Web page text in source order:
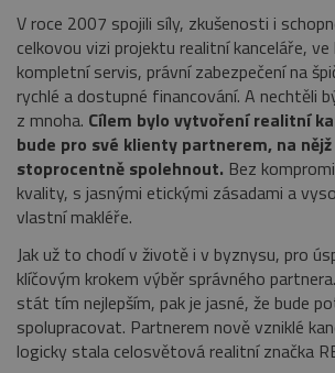
V roce 2007 spojili síly, zkušenosti i
celkovou vizi projektu realitní kanceláře,
kompletní servis, právní zabezpečení na
rychlé a dostupné financování. A nechtěli
z mnoha. Cílem bylo vytvoření realitní
bude pro své klienty partnerem, na
stoprocentně spolehnout. Bez
kvality, s jasnými etickými zásadami a
vlastní makléře.
Jak už to chodí v životě i v byznysu, pro
klíčovým krokem výběr správného
stát tím nejlepším, pak je jasné, že bude
spolupracovat. Partnerem nově vzniklé
logicky stala celosvětová realitní značka